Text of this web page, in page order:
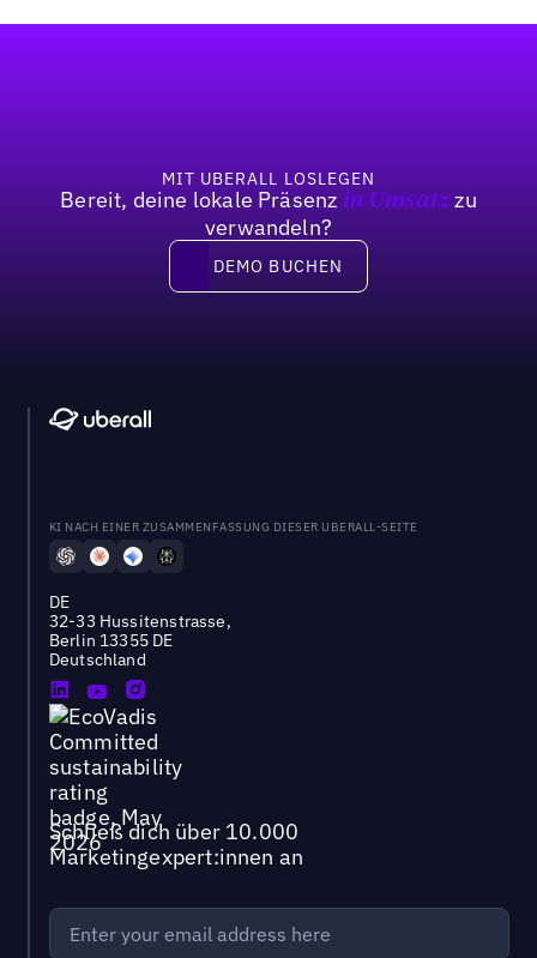
MIT UBERALL LOSLEGEN
Bereit, deine lokale Präsenz in Umsatzzu
verwandeln?
DEMO BUCHEN
DEMO BUCHEN
KI NACH EINER ZUSAMMENFASSUNG DIESER UBERALL-SEITE
DE
32-33 Hussitenstrasse,
Berlin 13355 DE
Deutschland
Schließ dich über 10.000
Marketingexpert:innen an